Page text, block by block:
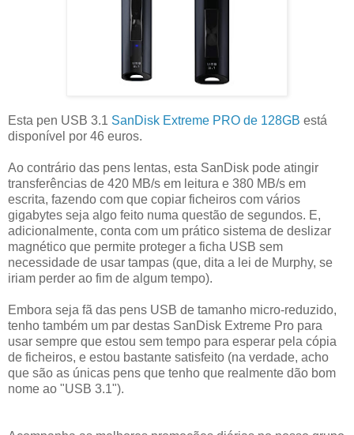
Esta pen USB 3.1 SanDisk Extreme PRO de 128GB está
disponível por 46 euros.
Ao contrário das pens lentas, esta SanDisk pode atingir
transferências de 420 MB/s em leitura e 380 MB/s em
escrita, fazendo com que copiar ficheiros com vários
gigabytes seja algo feito numa questão de segundos. E,
adicionalmente, conta com um prático sistema de deslizar
magnético que permite proteger a ficha USB sem
necessidade de usar tampas (que, dita a lei de Murphy, se
iriam perder ao fim de algum tempo).
Embora seja fã das pens USB de tamanho micro-reduzido,
tenho também um par destas SanDisk Extreme Pro para
usar sempre que estou sem tempo para esperar pela cópia
de ficheiros, e estou bastante satisfeito (na verdade, acho
que são as únicas pens que tenho que realmente dão bom
nome ao "USB 3.1").